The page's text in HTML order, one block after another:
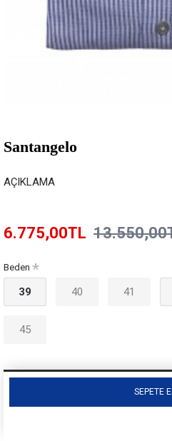
Santangelo
AÇIKLAMA
6.775,00TL
Beden
39 40 41
45
SEPETE